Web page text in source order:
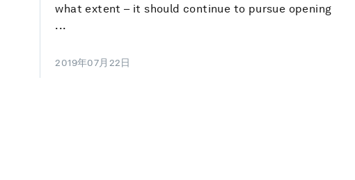
what extent – it should continue to pursue opening
...
2019年07月22日